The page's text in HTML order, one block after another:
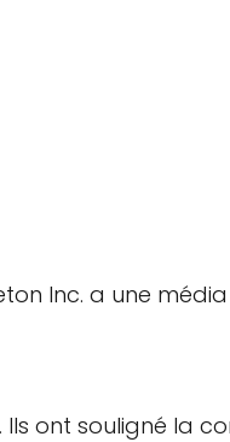
Inc. a une
ont souligné la